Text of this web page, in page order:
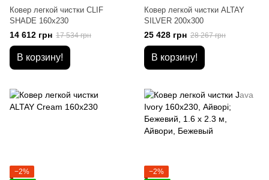
Ковер легкой чистки CLIF
SHADE 160x230
14 612 грн 17 534 грн
В корзину!
Ковер легкой чистки ALTAY
SILVER 200x300
25 428 грн 28 267 грн
В корзину!
−2%
−2%